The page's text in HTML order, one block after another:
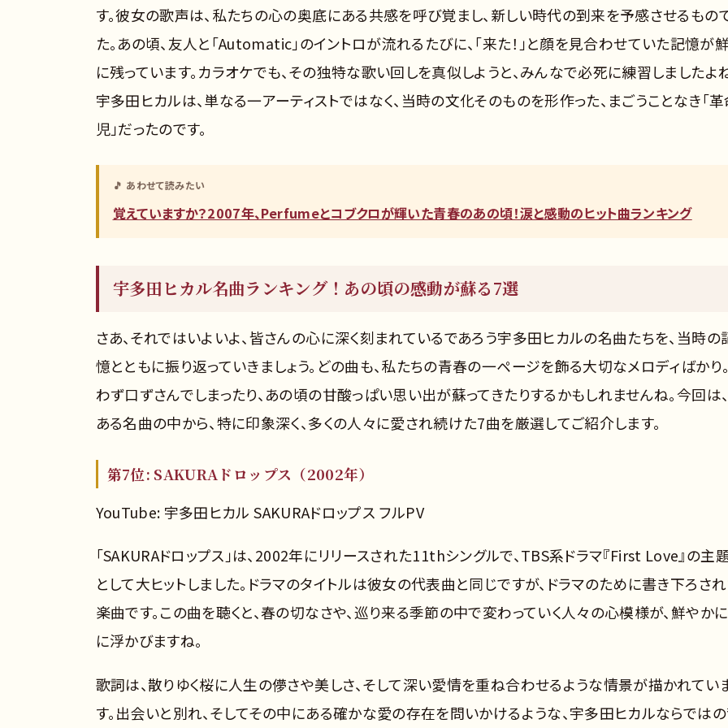
す。彼女の歌声は、私たちの心の奥底にある共感を呼び覚まし、新しい時代の到来を予感させるもの
た。あの頃、友人と「Automatic」のイントロが流れるたびに、「来た！」と顔を見合わせていた記憶が
に残っています。カラオケでも、その独特な歌い回しを真似しようと、みんなで必死に練習しましたよ
宇多田ヒカルは、単なる一アーティストではなく、当時の文化そのものを形作った、まごうことなき「
児」だったのです。
🎵 あわせて読みたい
覚えていますか？2007年、Perfumeとコブクロが輝いた青春のあの頃！涙と感動のヒット曲ランキング
宇多田ヒカル名曲ランキング！あの頃の感動が蘇る7選
さあ、それではいよいよ、皆さんの心に深く刻まれているであろう宇多田ヒカルの名曲たちを、当時の
憶とともに振り返っていきましょう。どの曲も、私たちの青春の一ページを飾る大切なメロディばかり
わず口ずさんでしまったり、あの頃の甘酸っぱい思い出が蘇ってきたりするかもしれませんね。今回は
ある名曲の中から、特に印象深く、多くの人々に愛され続けた7曲を厳選してご紹介します。
第7位: SAKURAドロップス（2002年）
YouTube: 宇多田ヒカル SAKURAドロップス フルPV
「SAKURAドロップス」は、2002年にリリースされた11thシングルで、TBS系ドラマ『First Love』の主
として大ヒットしました。ドラマのタイトルは彼女の代表曲と同じですが、ドラマのために書き下ろさ
楽曲です。この曲を聴くと、春の切なさや、巡り来る季節の中で変わっていく人々の心模様が、鮮やか
に浮かびますね。
歌詞は、散りゆく桜に人生の儚さや美しさ、そして深い愛情を重ね合わせるような情景が描かれてい
す。出会いと別れ、そしてその中にある確かな愛の存在を問いかけるような、宇多田ヒカルならでは